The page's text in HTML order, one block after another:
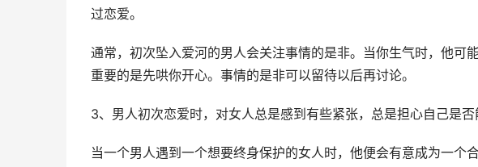
过恋爱。
通常，初次坠入爱河的男人会关注事情的是非。当你生气时，他可
重要的是先哄你开心。事情的是非可以留待以后再讨论。
3、男人初次恋爱时，对女人总是感到有些紧张，总是担心自己是否
当一个男人遇到一个想要终身保护的女人时，他便会有意成为一个